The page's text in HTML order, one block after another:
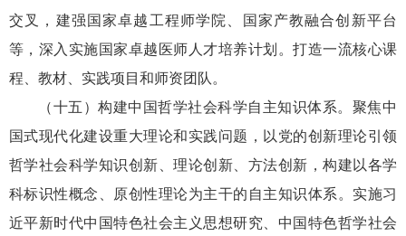
交叉，建强国家卓越工程师学院、国家产教融合创新平台
等，深入实施国家卓越医师人才培养计划。打造一流核心课
程、教材、实践项目和师资团队。
（十五）构建中国哲学社会科学自主知识体系。聚焦中
国式现代化建设重大理论和实践问题，以党的创新理论引领
哲学社会科学知识创新、理论创新、方法创新，构建以各学
科标识性概念、原创性理论为主干的自主知识体系。实施习
近平新时代中国特色社会主义思想研究、中国特色哲学社会